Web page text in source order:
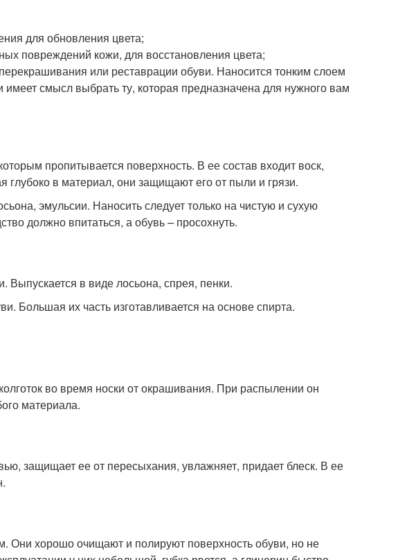
для обновления цвета;
повреждений кожи, для восстановления цвета;
или реставрации обуви. Наносится тонким слоем
имеет смысл выбрать ту, которая предназначена для нужного вам
пропитывается поверхность. В ее состав входит воск,
в материал, они защищают его от пыли и грязи.
эмульсии. Наносить следует только на чистую и сухую
должно впитаться, а обувь – просохнуть.
Выпускается в виде лосьона, спрея, пенки.
Большая их часть изготавливается на основе спирта.
во время носки от окрашивания. При распылении он
материала.
защищает ее от пересыхания, увлажняет, придает блеск. В ее
Они хорошо очищают и полируют поверхность обуви, но не